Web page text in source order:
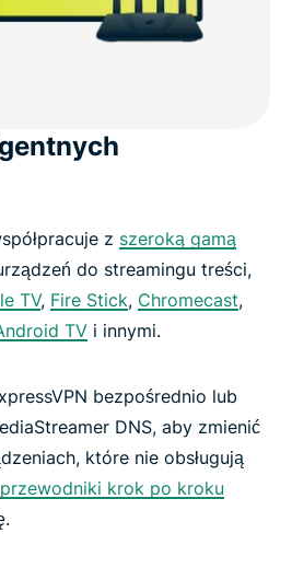
z szeroką gamą
do streamingu treści,
TV, Fire Stick, Chromecast,
TV i innymi.
bezpośrednio lub
DNS, aby zmienić
które nie obsługują
przewodniki krok po kroku